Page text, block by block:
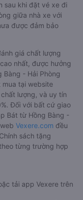
sau khi đặt vé xe đi
giữa nhà xe với
được đảm bảo
giá chất lượng
nhất, được hưởng
Bàng - Hải Phòng
mua tại website
lượng, và uy tín
Đối với bất cứ giao
Bát từ Hồng Bàng -
Vexere.com đều
sách tặng
từng trường hợp
tải app Vexere trên